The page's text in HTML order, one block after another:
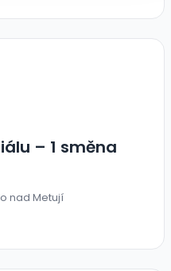
– 1 směna
nad Metují